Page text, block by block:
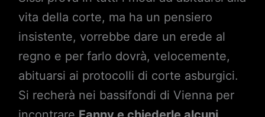
vita della corte, ma ha un pensiero
insistente, vorrebbe dare un erede al
regno e per farlo dovrà, velocemente,
abituarsi ai protocolli di corte asburgici.
Si recherà nei bassifondi di Vienna per